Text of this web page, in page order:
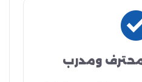
ومدرب